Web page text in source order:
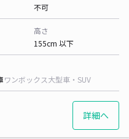
不可
高さ
155cm 以下
ワンボックス大型車・SUV
詳細へ